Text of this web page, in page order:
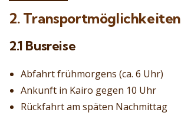
2. Transportmöglichkeiten
2.1 Busreise
Abfahrt frühmorgens (ca. 6 Uhr)
Ankunft in Kairo gegen 10 Uhr
Rückfahrt am späten Nachmittag